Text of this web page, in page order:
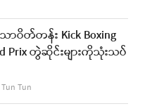
ာဝိတ်တန်း Kick Boxing
Prix တွဲဆိုင်းများကိုသုံးသပ်
Author
Tun Tun